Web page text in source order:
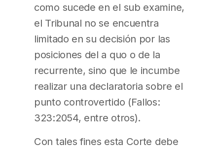
como sucede en el sub examine,
el Tribunal no se encuentra
limitado en su decisión por las
posiciones del a quo o de la
recurrente, sino que le incumbe
realizar una declaratoria sobre el
punto controvertido (Fallos:
323:2054, entre otros).
Con tales fines esta Corte debe